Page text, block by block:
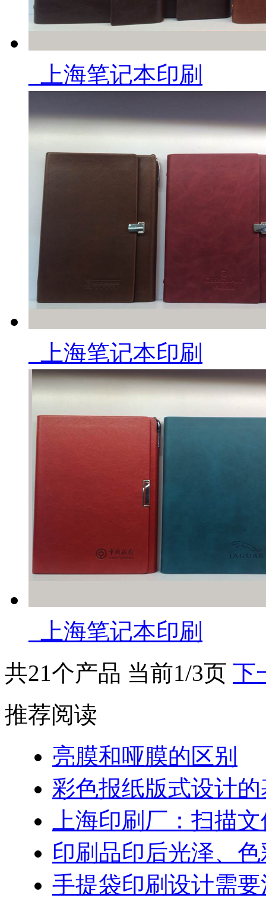
_上海笔记本印刷
_上海笔记本印刷
_上海笔记本印刷
共21个产品 当前1/3页 下
推荐阅读
亮膜和哑膜的区别
彩色报纸版式设计
上海印刷厂：扫描
印刷品印后光泽、
手提袋印刷设计需